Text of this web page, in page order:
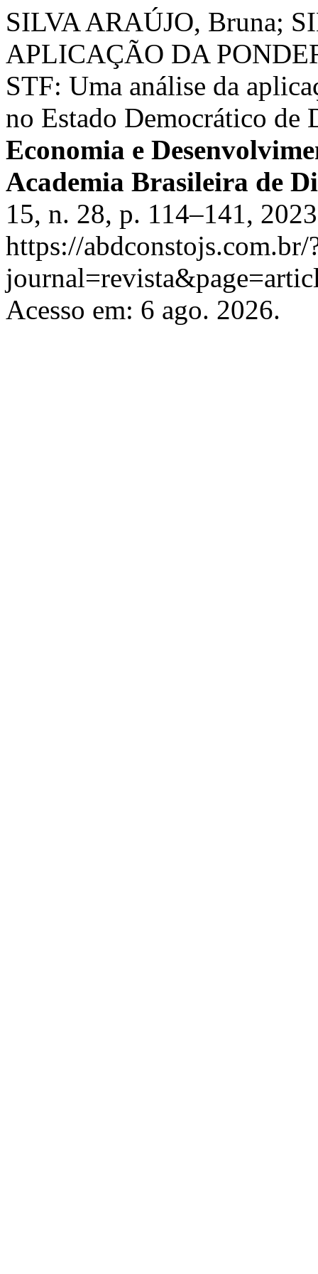
SILVA ARAÚJO, Bruna;
APLICAÇÃO DA
STF: Uma análise da
no Estado Democrático
Economia e
Academia Brasileira de
15, n. 28, p. 114–141,
https://abdconstojs.com.br/
Acesso em: 6 ago. 2026.